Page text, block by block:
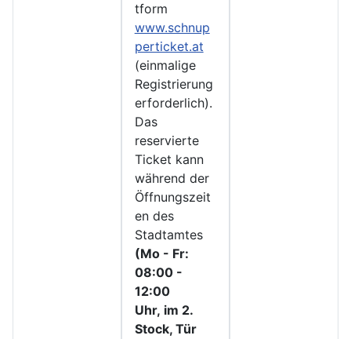
tform
www.schnup
perticket.at
(einmalige
Registrierung
erforderlich).
Das
reservierte
Ticket kann
während der
Öffnungszeit
en des
Stadtamtes
(Mo - Fr:
08:00 -
12:00
Uhr, im 2.
Stock, Tür